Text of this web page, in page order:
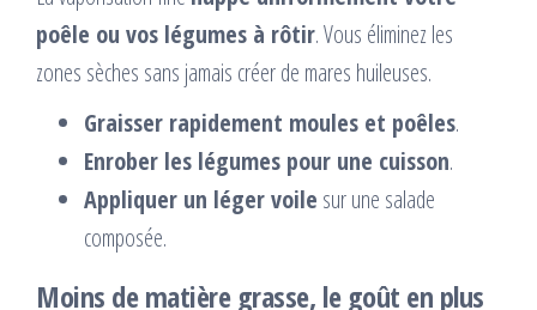
poêle ou vos légumes à rôtir. Vous éliminez les
zones sèches sans jamais créer de mares huileuses.
Graisser rapidement moules et poêles.
Enrober les légumes pour une cuisson.
Appliquer un léger voile sur une salade
composée.
Moins de matière grasse, le goût en plus